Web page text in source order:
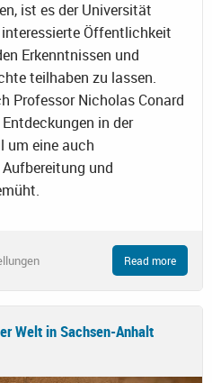
ist es der Universität
Öffentlichkeit
Erkenntnissen und
teilhaben zu lassen.
Professor Nicholas Conard
in der
um eine auch
und
Read more
Welt in Sachsen-Anhalt